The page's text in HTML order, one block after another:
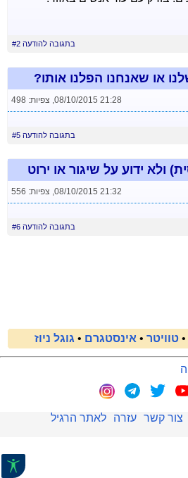
בתגובה להודעה #2
או שאנחנו הפלנו אותו?
08/10/2015 21:28
, צפיות: 498
בתגובה להודעה #5
ולא ידוע על שיגור או ירוט
08/10/2015 21:32
, צפיות: 556
בתגובה להודעה #6
• טוויטר • אינסטגרם • גוגל ניוז
צור קשר עזרה
לאתר הרגיל